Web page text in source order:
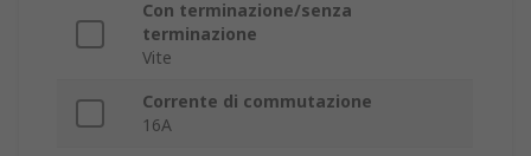
Con terminazione/senza
terminazione
Vite
Corrente di commutazione
16A